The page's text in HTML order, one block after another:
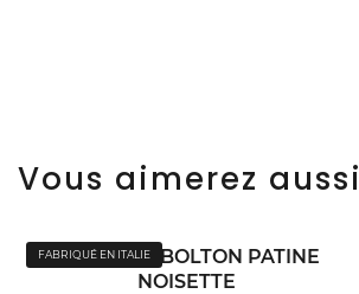
Vous aimerez aussi
FABRIQUÉ EN ITALIE
CEINTURE BOLTON PATINE
NOISETTE